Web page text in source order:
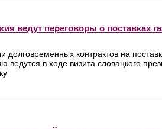
ведут переговоры о поставках
долговременных контрактов на
ведутся в ходе визита словацкого